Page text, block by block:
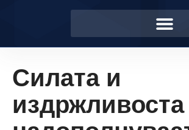
Силата и
издржливоста